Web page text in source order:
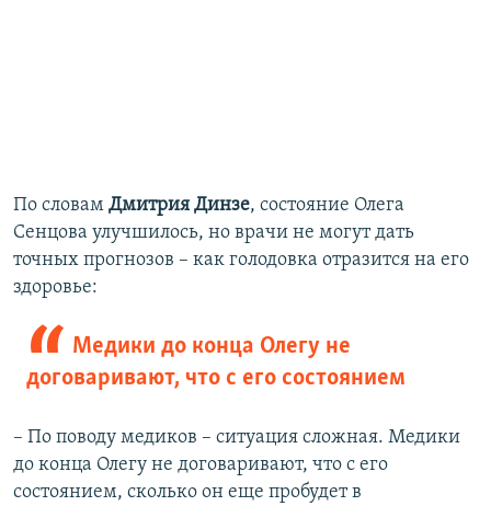
По словам Дмитрия Динзе, состояние Олега
Сенцова улучшилось, но врачи не могут дать
точных прогнозов – как голодовка отразится на его
здоровье:
Медики до конца Олегу не
договаривают, что с его состоянием
– По поводу медиков – ситуация сложная. Медики
до конца Олегу не договаривают, что с его
состоянием, сколько он еще пробудет в